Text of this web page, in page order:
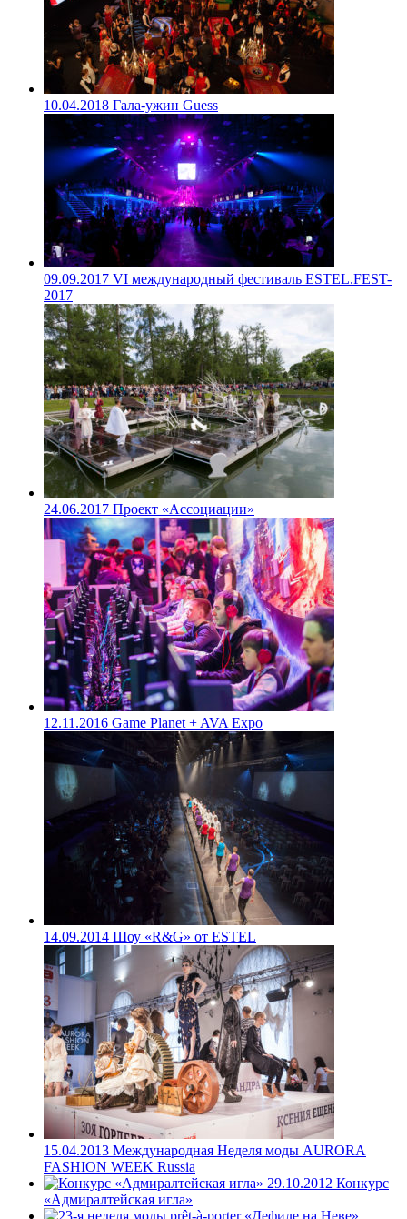
10.04.2018 Гала-ужин Guess
09.09.2017 VI международный фестиваль ESTEL.FEST-
2017
24.06.2017 Проект «Ассоциации»
12.11.2016 Game Planet + AVA Expo
14.09.2014 Шоу «R&G» от ESTEL
15.04.2013 Международная Неделя моды AURORA
FASHION WEEK Russia
29.10.2012 Конкурс
«Адмиралтейская игла»